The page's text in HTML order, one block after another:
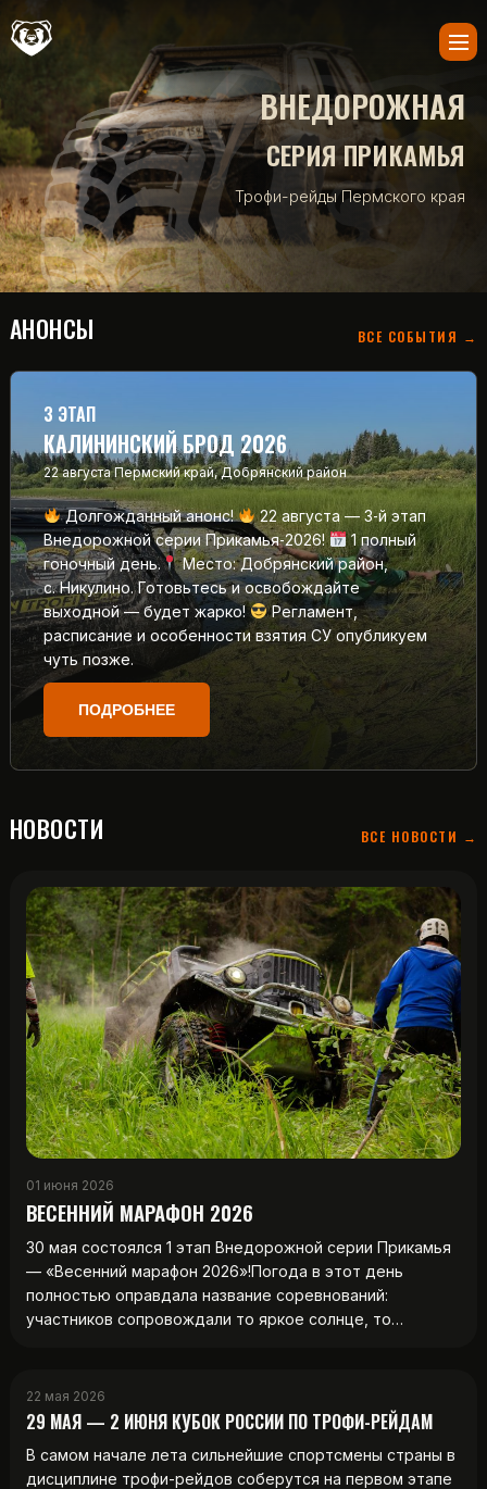
ВНЕДОРОЖНАЯ
СЕРИЯ ПРИКАМЬЯ
Трофи-рейды Пермского края
АНОНСЫ ВСЕ СОБЫТИЯ →
3 ЭТАП
КАЛИНИНСКИЙ БРОД 2026
22 августа Пермский край, Добрянский район
Долгожданный анонс!
22 августа — 3‑й этап
Внедорожной серии Прикамья‑2026!
1 полный
гоночный день.
Место: Добрянский район,
с. Никулино. Готовьтесь и освобождайте
выходной — будет жарко!
Регламент,
расписание и особенности взятия СУ опубликуем
чуть позже.
ПОДРОБНЕЕ
НОВОСТИ ВСЕ НОВОСТИ →
01 июня 2026
ВЕСЕННИЙ МАРАФОН 2026
30 мая состоялся 1 этап Внедорожной серии Прикамья
— «Весенний марафон 2026»!Погода в этот день
полностью оправдала название соревнований:
участников сопровождали то яркое солнце, то…
22 мая 2026
29 МАЯ — 2 ИЮНЯ КУБОК РОССИИ ПО ТРОФИ-РЕЙДАМ
В самом начале лета сильнейшие спортсмены страны в
дисциплине трофи-рейдов соберутся на первом этапе